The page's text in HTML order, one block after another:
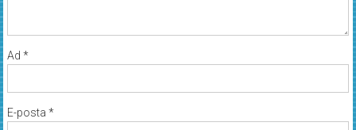
Ad*
E-posta*